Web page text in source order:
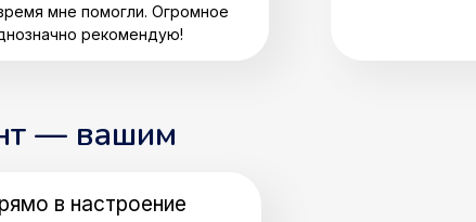
мне помогли. Огромное
рекомендую!
— вашим
в настроение